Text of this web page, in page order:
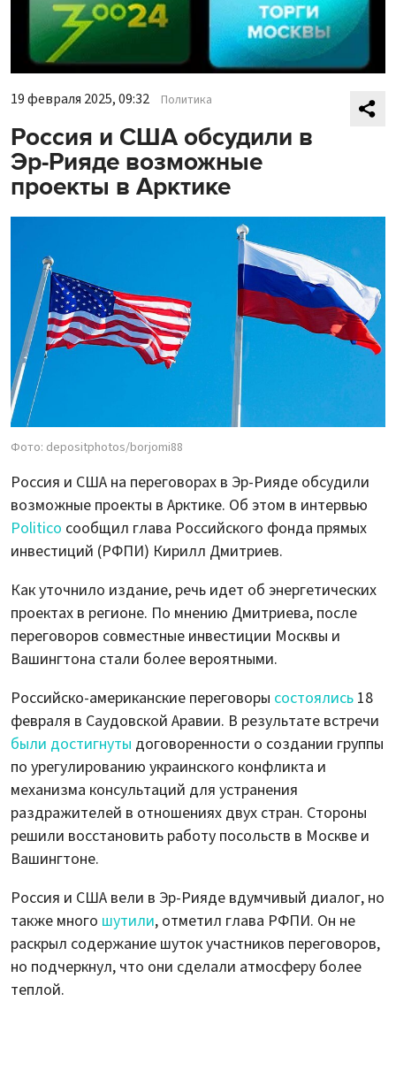
19 февраля 2025, 09:32 Политика
Россия и США обсудили в
Эр-Рияде возможные
проекты в Арктике
Фото: depositphotos/borjomi88
Россия и США на переговорах в Эр-Рияде обсудили
возможные проекты в Арктике. Об этом в интервью
Politico сообщил глава Российского фонда прямых
инвестиций (РФПИ) Кирилл Дмитриев.
Как уточнило издание, речь идет об энергетических
проектах в регионе. По мнению Дмитриева, после
переговоров совместные инвестиции Москвы и
Вашингтона стали более вероятными.
Российско-американские переговоры состоялись 18
февраля в Саудовской Аравии. В результате встречи
были достигнуты договоренности о создании группы
по урегулированию украинского конфликта и
механизма консультаций для устранения
раздражителей в отношениях двух стран. Стороны
решили восстановить работу посольств в Москве и
Вашингтоне.
Россия и США вели в Эр-Рияде вдумчивый диалог, но
также много шутили, отметил глава РФПИ. Он не
раскрыл содержание шуток участников переговоров,
но подчеркнул, что они сделали атмосферу более
теплой.